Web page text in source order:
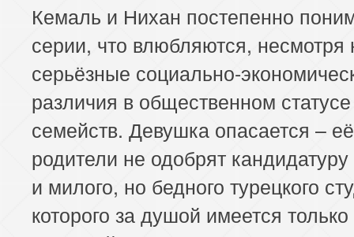
Кемаль и Нихан постепенно
серии, что влюбляются, несмотря
серьёзные социально-
различия в общественном
семейств. Девушка опасается – её
родители не одобрят
и милого, но бедного турецкого
которого за душой имеется